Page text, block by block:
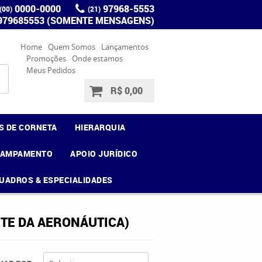
(00) 0000-0000 (21) 97968-5553
(SOMENTE MENSAGENS)
Home Quem Somos
Lançamentos
Promoções Onde estamos
Meus Pedidos
R$ 0,00
DE CORNETA HIERARQUIA
APOIO JURÍDICO
& ESPECIALIDADES
DA AERONÁUTICA)